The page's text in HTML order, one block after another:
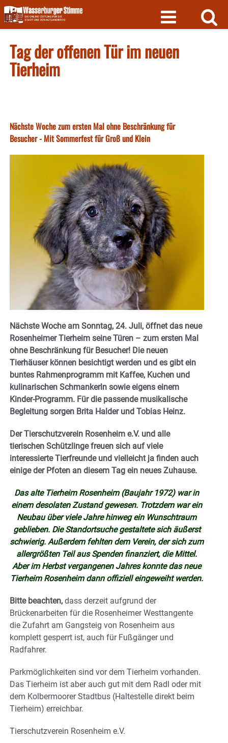
Skip
to
content
Tag der offenen Tür im neuen
Tierheim
Nächste Woche zum ersten Mal ohne Beschränkung für
Besucher - Mit Sommerfest für Groß und Klein
Nächste Woche am Sonntag, 24. Juli, öffnet das neue
Rosenheimer Tierheim seine Türen – zum ersten Mal
ohne Beschränkung für Besucher! Die neuen
Tierhäuser können besichtigt werden und es gibt ein
buntes Rahmenprogramm mit Kaffee, Kuchen und
kulinarischen Schmankerln sowie eigens einem
Kinder-Programm. Für die passende musikalische
Begleitung sorgen Brita Halder und Tobias Heinz.
Der Tierschutzverein Rosenheim e.V. und alle
tierischen Schützlinge freuen sich auf viele
interessierte Tierfreunde und vielleicht ja finden auch
einige der Pfoten an diesem Tag ein neues Zuhause.
Das alte Tierheim Rosenheim (Baujahr 1972) war in
einem desolaten Zustand gewesen. Trotzdem war ein
Neubau über viele Jahre hinweg ein Wunschtraum
geblieben. Die Standortsuche gestaltete sich äußerst
schwierig. Außerdem fehlten dem Verein, der sich zum
allergrößten Teil aus Spenden finanziert, die Mittel.
Aber im Herbst vergangenen Jahres konnte das neue
Tierheim Rosenheim dann offiziell eingeweiht werden.
Bitte beachten, dass derzeit aufgrund der
Brückenarbeiten für die Rosenheimer Westtangente
die Zufahrt am Gangsteig von Rosenheim aus
komplett gesperrt ist, auch für Fußgänger und
Radfahrer.
Parkmöglichkeiten sind vor dem Tierheim vorhanden.
Das Tierheim ist aber auch gut mit dem Radl oder mit
dem Kolbermoorer Stadtbus (Haltestelle direkt beim
Tierheim) erreichbar.
Tierschutzverein Rosenheim e.V.